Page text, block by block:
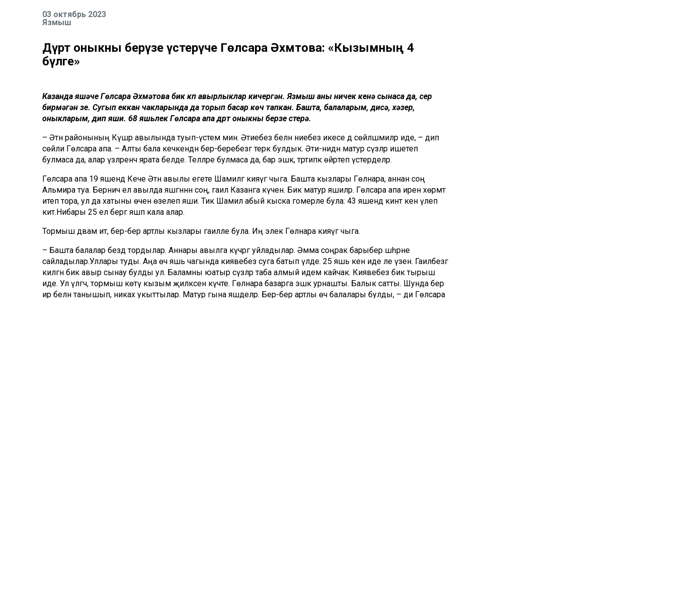
03 октябрь 2023
Язмыш
Дүрт оныкны берүзе үстерүче Гөлсара Әхмәтова: «Кызымның 4
бүләге»
Казанда яшәүче Гөлсара Әхмәтова бик күп авырлыклар кичергән. Язмыш аны ничек кенә сынаса да, сер
бирмәгән үзе. Сугып еккан чакларында да торып басар көч тапкан. Башта, балаларым, дисә, хәзер,
оныкларым, дип яши. 68 яшьлек Гөлсара апа дүрт оныкны берүзе үстерә.
– Әтнә районының Күшәр авылында туып-үстем мин. Әтиебез белән әниебез икесе дә сөйләшмиләр иде, – дип
сөйли Гөлсара апа. – Алты бала кечкенәдән бер-беребезгә терәк булдык. Әти-әнидән матур сүзләр ишетеп
булмаса да, алар үзләренчә ярата белде. Телләре булмаса да, бар эшкә, тәртипкә өйрәтеп үстерделәр.
Гөлсара апа 19 яшендә Кече Әтнә авылы егете Шамилгә кияүгә чыга. Башта кызлары Гөлнара, аннан соң
Альмира туа. Берничә ел авылда яшәгәннән соң, гаилә Казанга күченә. Бик матур яшиләр. Гөлсара апа ирен хөрмәт
итеп тора, ул да хатыны өчен өзелеп яши. Тик Шамил абый кыска гомерле була: 43 яшендә кинәт кенә үлеп
китә.Нибары 25 ел бергә яшәп кала алар.
Тормыш дәвам итә, бер-бер артлы кызлары гаиләле була. Иң элек Гөлнара кияүгә чыга.
– Башта балалар бездә тордылар. Аннары авылга күчәргә уйладылар. Әмма соңрак барыбер шәһәрне
сайладылар.Уллары туды. Аңа өч яшь чагында киявебез суга батып үлде. 25 яшь кенә иде әле үзенә. Гаиләбезгә
килгән бик авыр сынау булды ул. Баламны юатыр сүзләр таба алмый идем кайчак. Киявебез бик тырыш
иде. Ул үлгәч, тормыш көтү кызым җилкәсенә күчте. Гөлнара базарга эшкә урнашты. Балык сатты. Шунда бер
ир белән танышып, никах укыттылар. Матур гына яшәделәр. Бер-бер артлы өч балалары булды, – ди Гөлсара